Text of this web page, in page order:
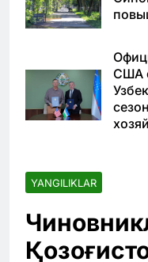
США
YANGILIKLAR